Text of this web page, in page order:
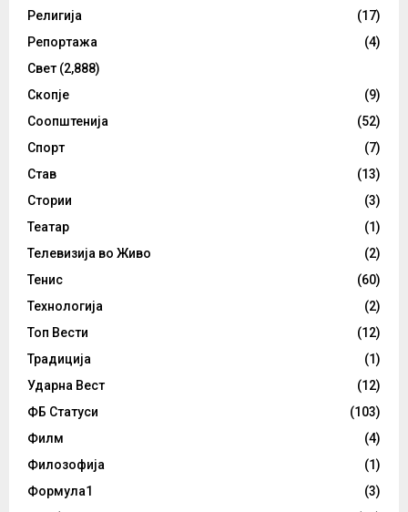
Религија
(17)
Репортажа
(4)
Свет (2,888)
Скопје
(9)
Соопштенија
(52)
Спорт
(7)
Став
(13)
Стории
(3)
Театар
(1)
Телевизија во Живо
(2)
Тенис
(60)
Технологија
(2)
Топ Вести
(12)
Традиција
(1)
Ударна Вест
(12)
ФБ Статуси
(103)
Филм
(4)
Филозофија
(1)
Формула1
(3)